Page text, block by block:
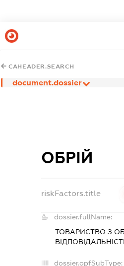
CAHEADER.SEARCH
document.dossier
ОБРІЙ
riskFactors.title
dossier.fullName:
ТОВАРИСТВО З
dossier.opfSubType: